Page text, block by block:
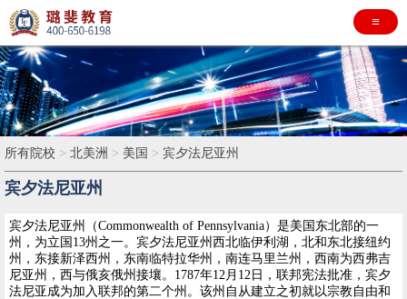
≡
所有院校 > 北美洲 > 美国 > 宾夕法尼亚州
宾夕法尼亚州
宾夕法尼亚州（Commonwealth of Pennsylvania）是美国东北部的一
州，为立国13州之一。宾夕法尼亚州西北临伊利湖，北和东北接纽约
州，东接新泽西州，东南临特拉华州，南连马里兰州，西南为西弗吉
尼亚州，西与俄亥俄州接壤。1787年12月12日，联邦宪法批准，宾夕
法尼亚成为加入联邦的第二个州。该州自从建立之初就以宗教自由和